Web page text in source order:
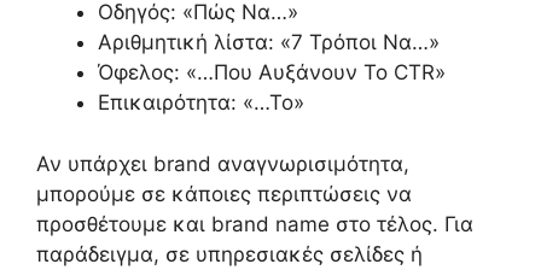
Οδηγός: «Πώς Να…»
Αριθμητική λίστα: «7 Τρόποι Να…»
Όφελος: «…Που Αυξάνουν Το CTR»
Επικαιρότητα: «…Το»
Αν υπάρχει brand αναγνωρισιμότητα,
μπορούμε σε κάποιες περιπτώσεις να
προσθέτουμε και brand name στο τέλος. Για
παράδειγμα, σε υπηρεσιακές σελίδες ή